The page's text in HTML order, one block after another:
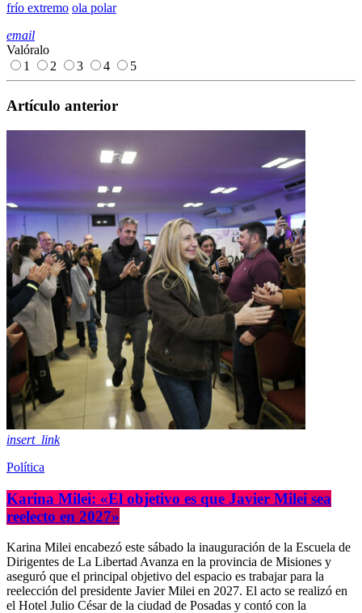
frío extremo ola polar
email
Valóralo
1
2 3 4 5
Artículo anterior
insert_link
Política
Karina Milei: «El objetivo es que Javier Milei sea
reelecto en 2027»
Karina Milei encabezó este sábado la inauguración de la Escuela de
Dirigentes de La Libertad Avanza en la provincia de Misiones y
aseguró que el principal objetivo del espacio es trabajar para la
reelección del presidente Javier Milei en 2027. El acto se realizó en
el Hotel Julio César de la ciudad de Posadas y contó con la